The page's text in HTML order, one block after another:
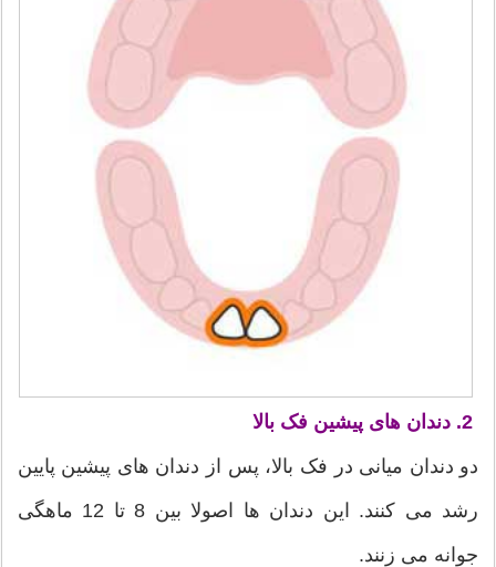
2. دندان های پیشین فک بالا
دو دندان میانی در فک بالا، پس از دندان های پیشین پایین
رشد می کنند. این دندان ها اصولا بین 8 تا 12 ماهگی
جوانه می زنند.